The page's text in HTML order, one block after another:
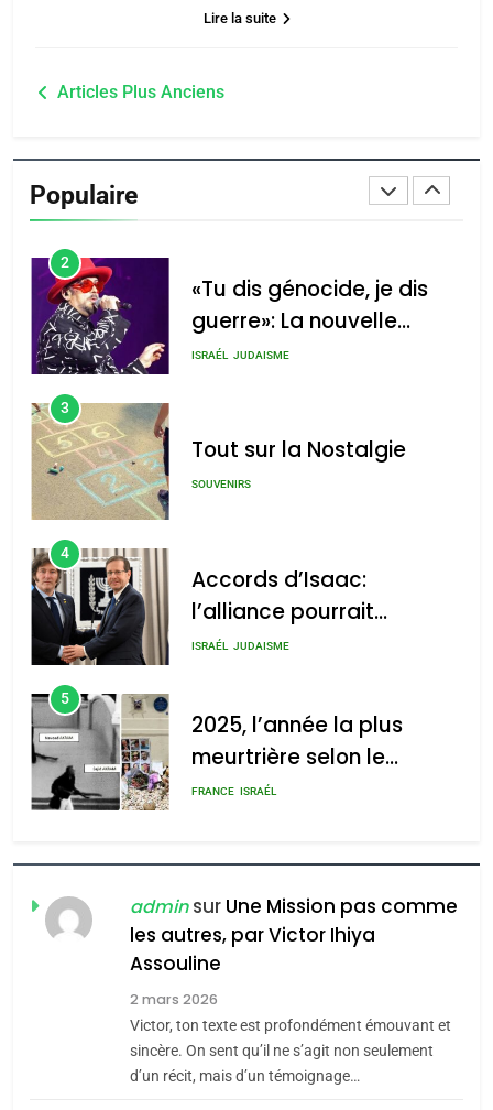
Lire la suite
Navigation
articles
Articles Plus Anciens
Populaire
Tafraout, le miel de Tadla
du terroir
2
«Tu dis génocide, je dis
guerre»: La nouvelle
chanson de Boy George
ISRAÉL JUDAISME
3
Tout sur la Nostalgie
SOUVENIRS
4
Accords d’Isaac:
l’alliance pourrait
s’étendre à 13 pays
ISRAÉL JUDAISME
5
2025, l’année la plus
meurtrière selon le
rapport d’ADL contre
FRANCE ISRAÉL
FIÈRE, DIGNE ET RÉSILIENTE :
POURQUOI JE REVENDIQUE
MA JUDAÏTE par Thérèse
Zrihen-Dvir
ISRAÉL JUDAISME
CE QUI NOUS MANQUE –
Jacques Hadida
JUDAISME
adminsur Une Mission pas comme
les autres, par Victor Ihiya
Assouline
2 mars 2026
Victor, ton texte est profondément émouvant et
sincère. On sent qu’il ne s’agit non seulement
d’un récit, mais d’un témoignage…